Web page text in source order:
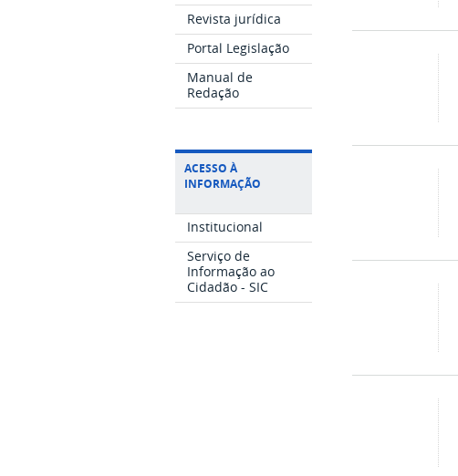
Revista jurídica
Portal Legislação
Manual de
Redação
ACESSO À
INFORMAÇÃO
Institucional
Serviço de
Informação ao
Cidadão - SIC